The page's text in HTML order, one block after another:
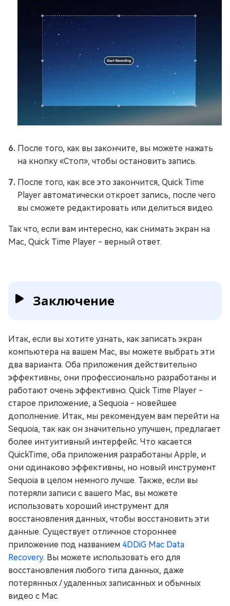
После того, как вы закончите, вы можете нажать
на кнопку «Стоп», чтобы остановить запись.
После того, как все это закончится, Quick Time
Player автоматически откроет запись, после чего
вы сможете редактировать или делиться видео.
Так что, если вам интересно, как снимать экран на
Mac, Quick Time Player - верный ответ.
Заключение
Итак, если вы хотите узнать, как записать экран
компьютера на вашем Mac, вы можете выбрать эти
два варианта. Оба приложения действительно
эффективны, они профессионально разработаны и
работают очень эффективно. Quick Time Player -
старое приложение, а Sequoia - новейшее
дополнение. Итак, мы рекомендуем вам перейти на
Sequoia, так как он значительно улучшен, предлагает
более интуитивный интерфейс. Что касается
QuickTime, оба приложения разработаны Apple, и
они одинаково эффективны, но новый инструмент
Sequoia в целом немного лучше. Также, если вы
потеряли записи с вашего Mac, вы можете
использовать хороший инструмент для
восстановления данных, чтобы восстановить эти
данные. Существует отличное стороннее
приложение под названием 4DDiG Mac Data
Recovery. Вы можете использовать его для
восстановления любого типа данных, даже
потерянных / удаленных записанных и обычных
видео с Mac.